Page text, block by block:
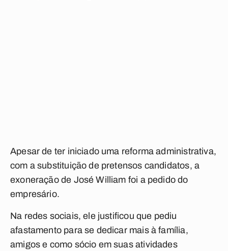
Apesar de ter iniciado uma reforma administrativa,
com a substituição de pretensos candidatos, a
exoneração de José William foi a pedido do
empresário.
Na redes sociais, ele justificou que pediu
afastamento para se dedicar mais à família,
amigos e como sócio em suas atividades